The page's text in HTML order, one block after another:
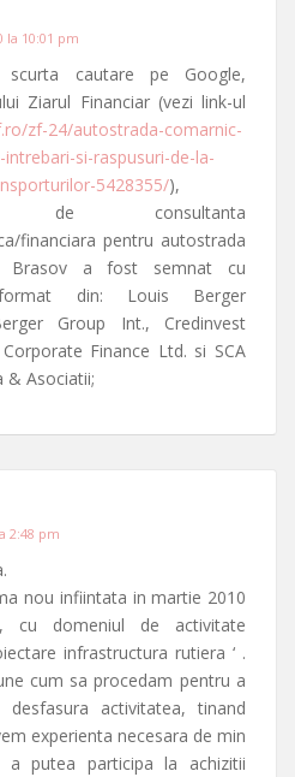
la 10:01 pm
cautare pe Google,
Ziarul Financiar (vezi link-ul
zf-24/autostrada-comarnic-
si-raspusuri-de-la-
5428355/),
de consultanta
financiara pentru autostrada
Brasov a fost semnat cu
din: Louis Berger
Group Int., Credinvest
Finance Ltd. si SCA
& Asociatii;
2:48 pm
nou infiintata in martie 2010
cu domeniul de activitate
infrastructura rutiera ‘ .
cum sa procedam pentru a
activitatea, tinand
experienta necesara de min
putea participa la achizitii